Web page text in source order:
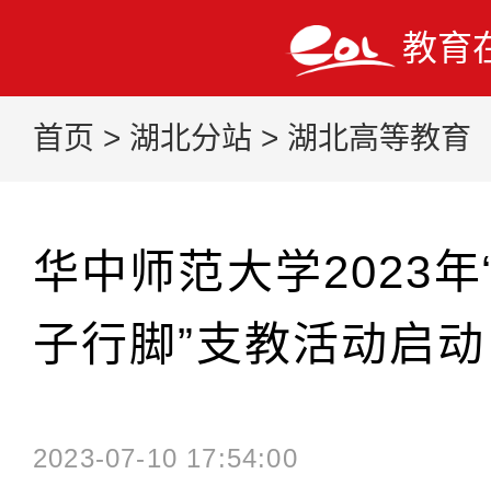
教育
首页 > 湖北分站 > 湖北高等教育
华中师范大学2023年
子行脚”支教活动启动
2023-07-10 17:54:00